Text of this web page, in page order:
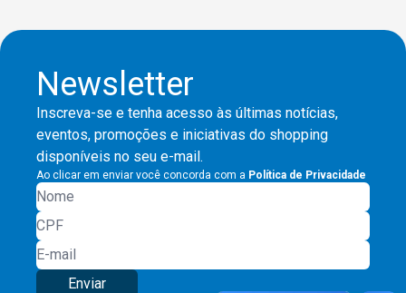
Newsletter
Inscreva-se e tenha acesso às últimas notícias,
eventos, promoções e iniciativas do shopping
disponíveis no seu e-mail.
Ao clicar em enviar você concorda com a Política de Privacidade
Enviar